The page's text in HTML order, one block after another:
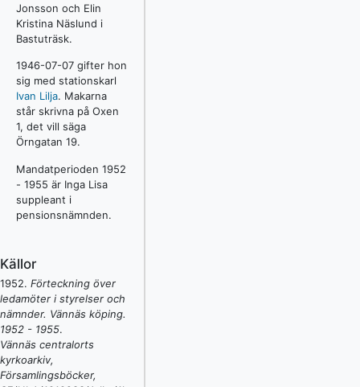
Jonsson och Elin
Kristina Näslund i
Bastuträsk.
1946-07-07 gifter hon
sig med stationskarl
Ivan Lilja. Makarna
står skrivna på Oxen
1, det vill säga
Örngatan 19.
Mandatperioden 1952
- 1955 är Inga Lisa
suppleant i
pensionsnämnden.
Källor
1952. Förteckning över
ledamöter i styrelser och
nämnder. Vännäs köping.
1952 - 1955.
Vännäs centralorts
kyrkoarkiv,
Församlingsböcker,